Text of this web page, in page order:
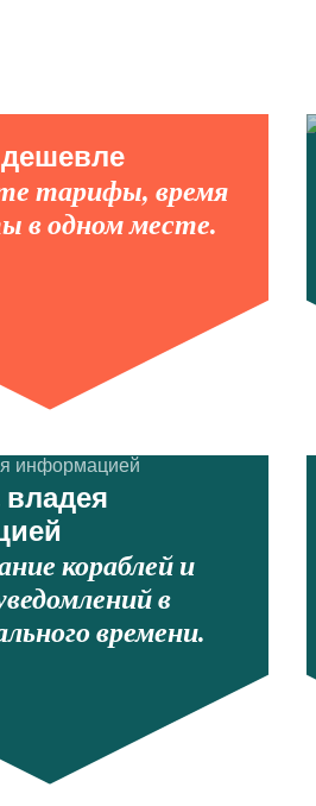
дешевле
тарифы, время
в одном месте.
владея
кораблей и
в
времени.